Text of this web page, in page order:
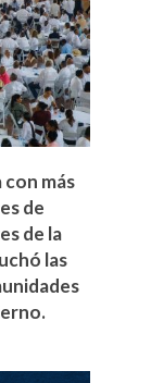
más
de
de la
las